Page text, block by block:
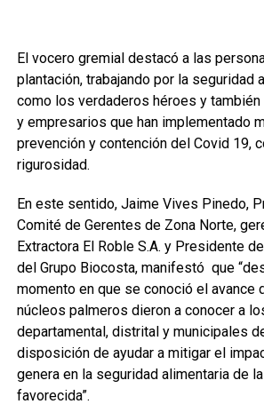
El vocero gremial destacó a las
plantación, trabajando por la seguridad
como los verdaderos héroes y
y empresarios que han implementado
prevención y contención del Covid 19,
rigurosidad.
En este sentido, Jaime Vives Pinedo,
Comité de Gerentes de Zona Norte,
Extractora El Roble S.A. y Presidente
del Grupo Biocosta, manifestó que
momento en que se conoció el avance
núcleos palmeros dieron a conocer a
departamental, distrital y municipales
disposición de ayudar a mitigar el
genera en la seguridad alimentaria de
favorecida”.